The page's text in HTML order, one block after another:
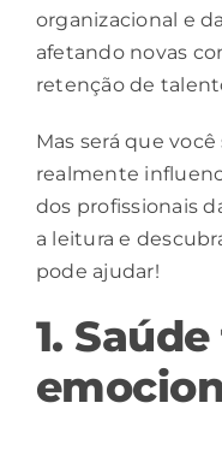
organizacional e
afetando novas
retenção de
Mas será que
realmente
dos profissionais
a leitura e
pode ajudar!
1.